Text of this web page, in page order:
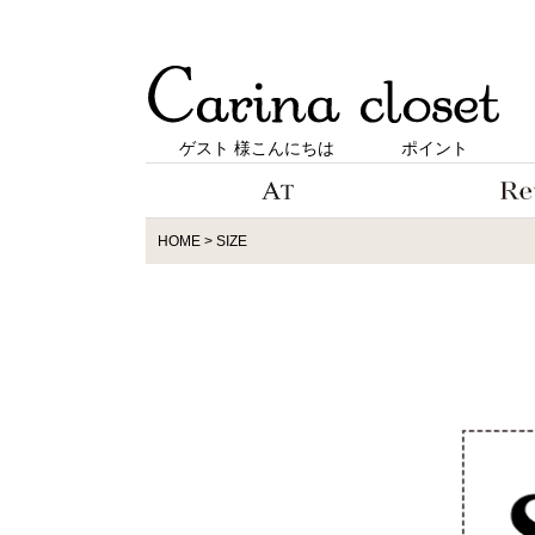
ゲスト 様こんにちは ポイント
HOME SIZE